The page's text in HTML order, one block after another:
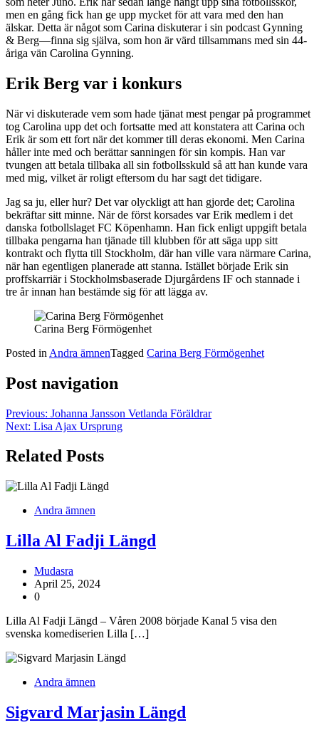
men en gång fick han ge upp mycket för att vara med den han
älskar. Detta är något som Carina diskuterar i sin podcast Gynning
& Berg—finna sig själva, som hon är värd tillsammans med sin 44-
åriga vän Carolina Gynning.
Erik Berg var i konkurs
När vi diskuterade vem som hade tjänat mest pengar på programmet
tog Carolina upp det och fortsatte med att konstatera att Carina och
Erik är som ett fort när det kommer till deras ekonomi. Men Carina
håller inte med och berättar sanningen för sin kompis. Han var
tvungen att betala tillbaka all sin fotbollsskuld så att han kunde vara
med mig, vilket är roligt eftersom du har sagt det tidigare.
Jag sa ju, eller hur? Det var olyckligt att han gjorde det; Carolina
bekräftar sitt minne. När de först korsades var Erik medlem i det
danska fotbollslaget FC Köpenhamn. Han fick enligt uppgift betala
tillbaka pengarna han tjänade till klubben för att säga upp sitt
kontrakt och flytta till Stockholm, där han ville vara närmare Carina,
när han egentligen planerade att stanna. Istället började Erik sin
proffskarriär i Stockholmsbaserade Djurgårdens IF och stannade i
tre år innan han bestämde sig för att lägga av.
Carina Berg Förmögenhet
Posted in Andra ämnenTagged Carina Berg Förmögenhet
Post navigation
Previous: Johanna Jansson Vetlanda Föräldrar
Next: Lisa Ajax Ursprung
Related Posts
Andra ämnen
Lilla Al Fadji Längd
Mudasra
April 25, 2024
0
Lilla Al Fadji Längd – Våren 2008 började Kanal 5 visa den
svenska komediserien Lilla […]
Andra ämnen
Sigvard Marjasin Längd